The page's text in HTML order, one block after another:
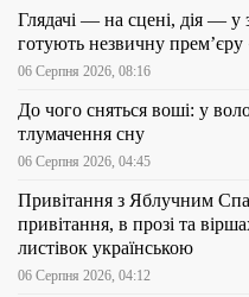
Глядачі — на сцені, дія — у
готують незвичну
06 Серпня 2026, 08:16
До чого сняться воші: у
тлумачення сну
06 Серпня 2026, 04:45
Привітання з Яблучним
привітання, в прозі та
листівок українською
06 Серпня 2026, 04:12